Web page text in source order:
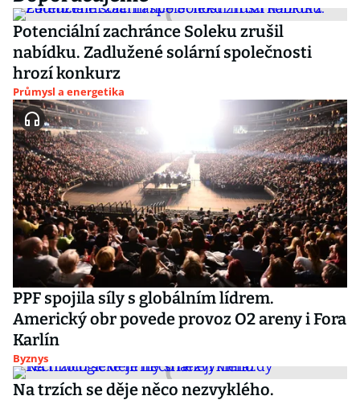
Potenciální zachránce Soleku zrušil
nabídku. Zadlužené solární společnosti
hrozí konkurz
Průmysl a energetika
PPF spojila síly s globálním lídrem.
Americký obr povede provoz O2 areny i Fora
Karlín
Byznys
Na trzích se děje něco nezvyklého.